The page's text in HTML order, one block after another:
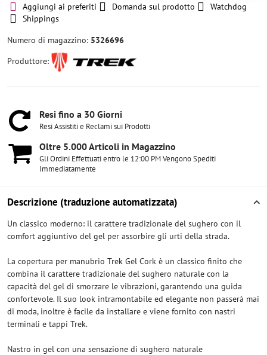
Aggiungi ai preferiti Domanda sul prodotto
Watchdog
Shippings
Numero di magazzino: 5326696
Produttore:
Resi fino a 30 Giorni
Resi Assistiti e Reclami sui Prodotti
Oltre 5​.000 Articoli in Magazzino
Gli Ordini Effettuati entro le 12:00 PM Vengono Spediti
Immediatamente
Descrizione (traduzione automatizzata)
Un classico moderno: il carattere tradizionale del sughero con il
comfort aggiuntivo del gel per assorbire gli urti della strada.
La copertura per manubrio Trek Gel Cork è un classico finito che
combina il carattere tradizionale del sughero naturale con la
capacità del gel di smorzare le vibrazioni, garantendo una guida
confortevole. Il suo look intramontabile ed elegante non passerà mai
di moda, inoltre è facile da installare e viene fornito con nastri
terminali e tappi Trek.
Nastro in gel con una sensazione di sughero naturale